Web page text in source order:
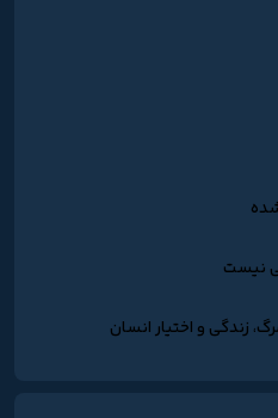
نیست
زندگی و اختیار انسان